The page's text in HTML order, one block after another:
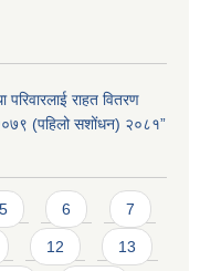
परिवारलाई राहत वितरण
(पहिलो सशोंधन) २०८१”
5 6 7
12 13